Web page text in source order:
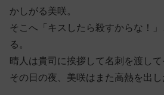
かしがる美咲。
そこへ「キスしたら殺すからな！
る。
晴人は貴司に挨拶して名刺を渡して
その日の夜、美咲はまた高熱を出し